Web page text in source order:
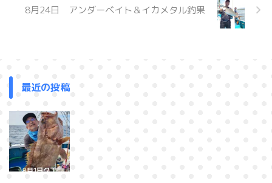
8月24日 アンダーベイト＆イカメタル釣果
最近の投稿